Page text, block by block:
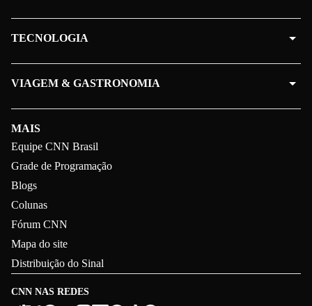
CNN NAS REDES
MAIS
Equipe CNN Brasil
Grade de Programação
Blogs
Colunas
Fórum CNN
Mapa do site
Distribuição do Sinal
TECNOLOGIA
VIAGEM & GASTRONOMIA